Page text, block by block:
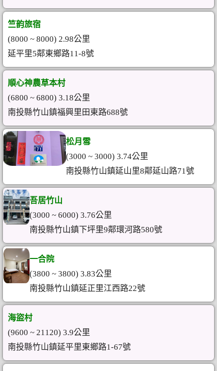
竺韵旅宿
(8000 ~ 8000) 2.98公里
延平里5鄰東鄉路11-8號
順心神農草本村
(6800 ~ 6800) 3.18公里
南投縣竹山鎮福興里田東路688號
松月雪
(3000 ~ 3000) 3.74公里
南投縣竹山鎮延山里8鄰延山路71號
吾居竹山
(3000 ~ 6000) 3.76公里
南投縣竹山鎮下坪里9鄰環河路580號
一合院
(3800 ~ 3800) 3.83公里
南投縣竹山鎮延正里江西路22號
海盜村
(9600 ~ 21120) 3.9公里
南投縣竹山鎮延平里東鄉路1-67號